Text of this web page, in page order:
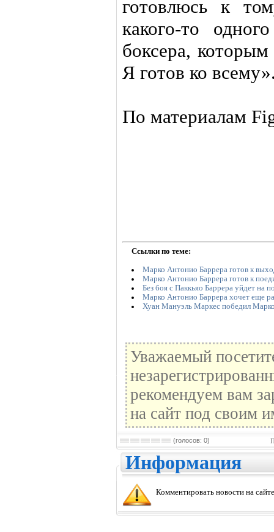
готовлюсь к
какого-то
боксера,
Я готов ко
По материалам
Ссылки по теме:
Марко Антонио Баррера готов к
Марко Антонио Баррера готов к
Без боя с Паккьяо Баррера уйдет на
Марко Антонио Баррера хочет еще
Хуан Мануэль Маркес победил
Уважаемый
рекомендуем вам
на сайт под своим
(голосов: 0)
Информация
Комментировать новости на